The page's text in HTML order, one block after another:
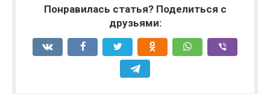
Понравилась статья? Поделиться с
друзьями: